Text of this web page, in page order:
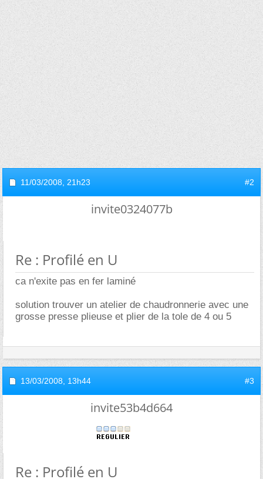
11/03/2008, 21h23 #2
invite0324077b
Re : Profilé en U
ca n'exite pas en fer laminé
solution trouver un atelier de chaudronnerie avec une
grosse presse plieuse et plier de la tole de 4 ou 5
13/03/2008, 13h44 #3
invite53b4d664
Re : Profilé en U